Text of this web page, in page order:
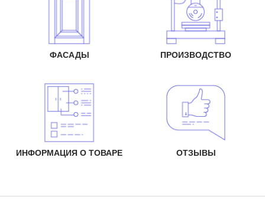
ФАСАДЫ ПРОИЗВОДСТВО
ИНФОРМАЦИЯ О ТОВАРЕ ОТЗЫВЫ